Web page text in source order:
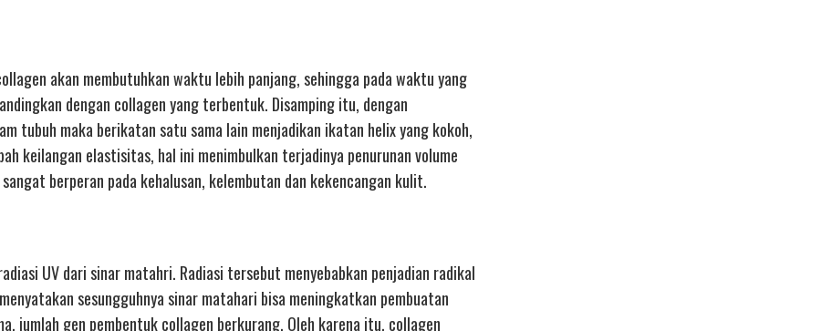
akan membutuhkan waktu lebih panjang, sehingga pada waktu yang
dengan collagen yang terbentuk. Disamping itu, dengan
tubuh maka berikatan satu sama lain menjadikan ikatan helix yang kokoh,
keilangan elastisitas, hal ini menimbulkan terjadinya penurunan volume
berperan pada kehalusan, kelembutan dan kekencangan kulit.
UV dari sinar matahri. Radiasi tersebut menyebabkan penjadian radikal
sesungguhnya sinar matahari bisa meningkatkan pembuatan
jumlah gen pembentuk collagen berkurang. Oleh karena itu, collagen